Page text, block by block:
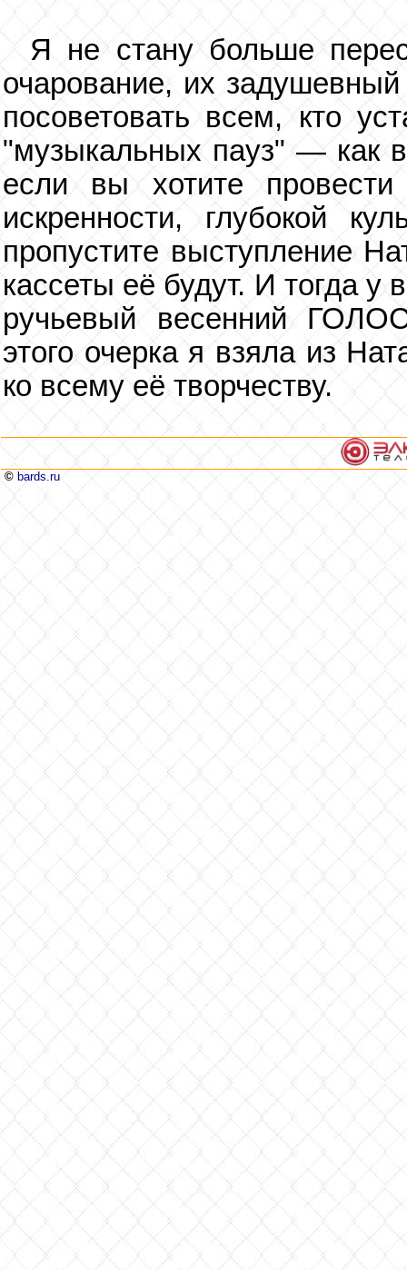
Я не стану больше
очарование, их
посоветовать всем, кто
"музыкальных пауз" — как
если вы хотите
искренности, глубокой
пропустите выступление
кассеты её будут. И тогда у
ручьевый весенний
этого очерка я взяла из
ко всему её творчеству.
© bards.ru